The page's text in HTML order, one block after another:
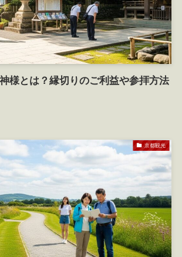
様とは？縁切りのご利益や参拝方法
京都観光